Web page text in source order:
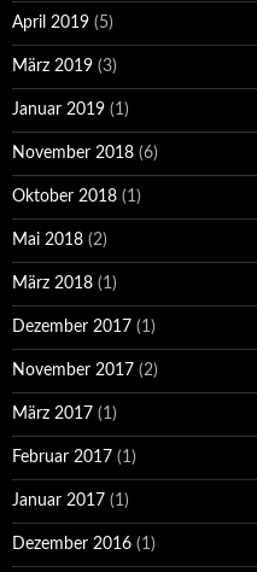
April 2019 (5)
März 2019 (3)
Januar 2019 (1)
November 2018 (6)
Oktober 2018 (1)
Mai 2018 (2)
März 2018 (1)
Dezember 2017 (1)
November 2017 (2)
März 2017 (1)
Februar 2017 (1)
Januar 2017 (1)
Dezember 2016 (1)